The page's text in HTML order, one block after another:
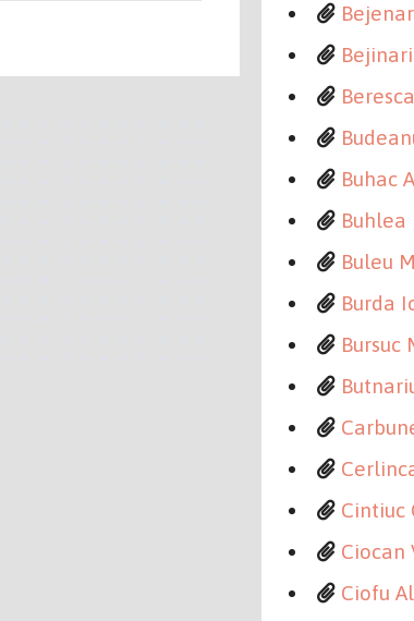
Buhac
Buhlea
Buleu
Burda
Bursuc
Cintiuc
Ciocan
Ciofu